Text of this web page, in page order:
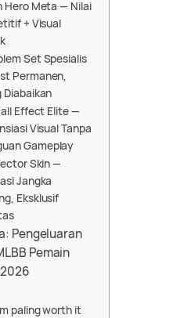
Hero Meta — Nilai
+ Visual
Set Spesialis
Permanen,
Diabaikan
Effect Elite —
Visual Tanpa
Gameplay
Skin —
Jangka
Eksklusif
Pengeluaran
Pemain
paling worth it